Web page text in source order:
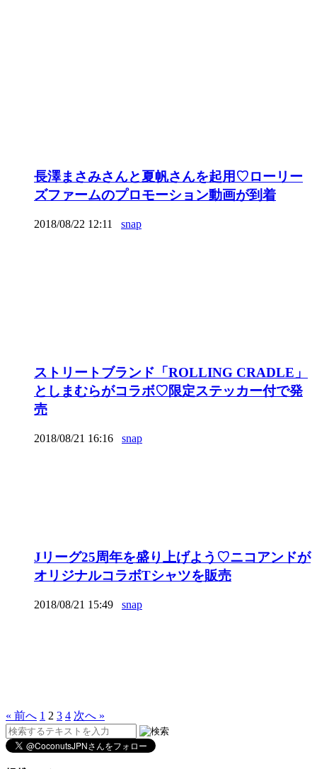
長澤まさみさんと夏帆さんを起用♡ローリー
ズファームのプロモーション動画が到着
2018/08/22 12:11 snap
ストリートブランド「ROLLING CRADLE」
としまむらがコラボ♡限定ステッカー付で発
売
2018/08/21 16:16 snap
Jリーグ25周年を盛り上げよう♡ニコアンドが
オリジナルコラボTシャツを販売
2018/08/21 15:49 snap
« 前へ 1 2 3 4 次へ »